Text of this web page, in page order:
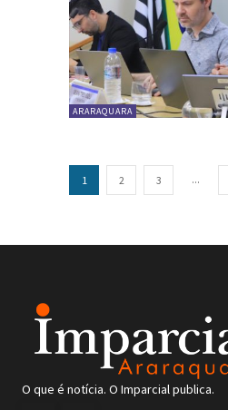
ARARAQUARA
1 2 3 ...
O que é notícia. O Imparcial publica.